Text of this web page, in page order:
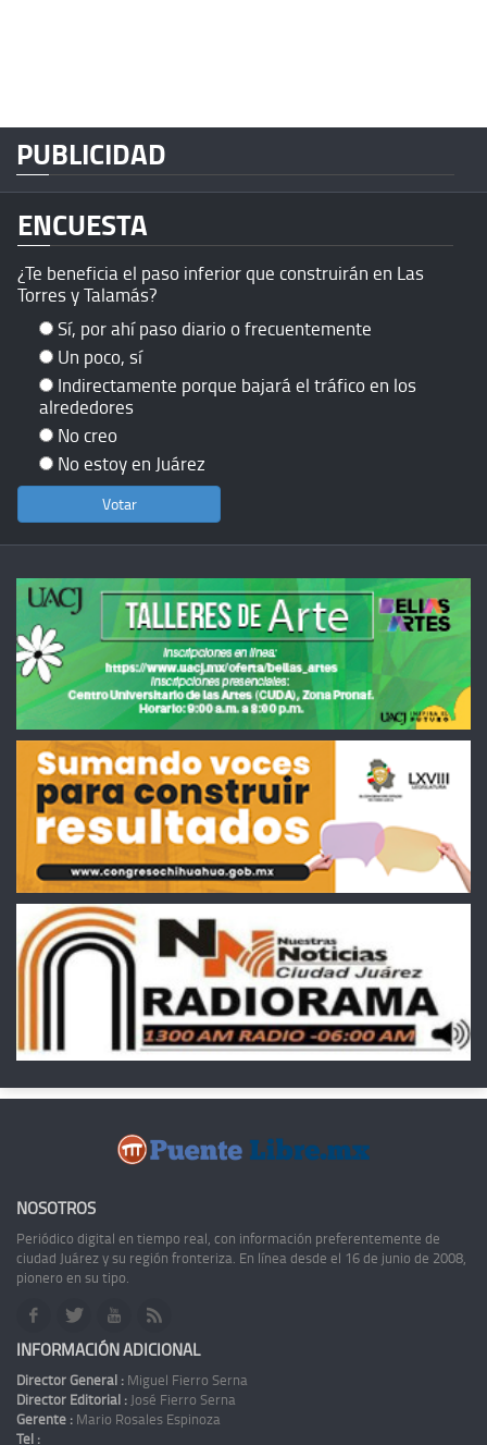
PUBLICIDAD
ENCUESTA
¿Te beneficia el paso inferior que construirán en Las
Torres y Talamás?
Sí, por ahí paso diario o frecuentemente
Un poco, sí
Indirectamente porque bajará el tráfico en los
alrededores
No creo
No estoy en Juárez
NOSOTROS
Periódico digital en tiempo real, con información preferentemente de
ciudad Juárez y su región fronteriza. En línea desde el 16 de junio de 2008,
pionero en su tipo.
INFORMACIÓN ADICIONAL
Director General : Miguel Fierro Serna
Director Editorial : José Fierro Serna
Gerente : Mario Rosales Espinoza
Tel :